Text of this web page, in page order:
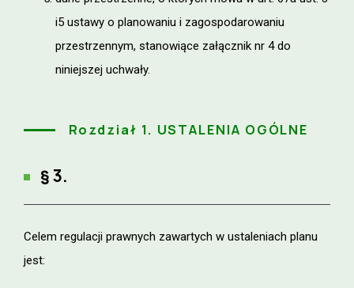
i5 ustawy o planowaniu i zagospodarowaniu
przestrzennym, stanowiące załącznik nr 4 do
niniejszej uchwały.
Rozdział 1. USTALENIA OGÓLNE
§ 3.
Celem regulacji prawnych zawartych w ustaleniach planu
jest: